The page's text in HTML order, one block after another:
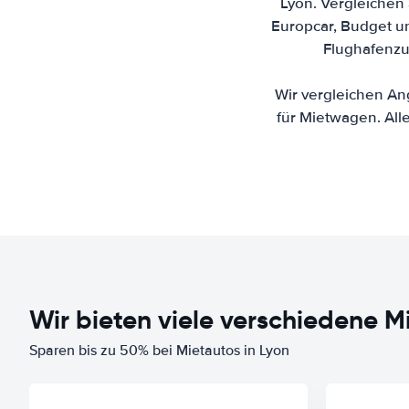
Europcar, Budget
Wir vergleichen
für Mietwagen.
Wir bieten viele verschiedene
Sparen bis zu 50% bei Mietautos in Lyon